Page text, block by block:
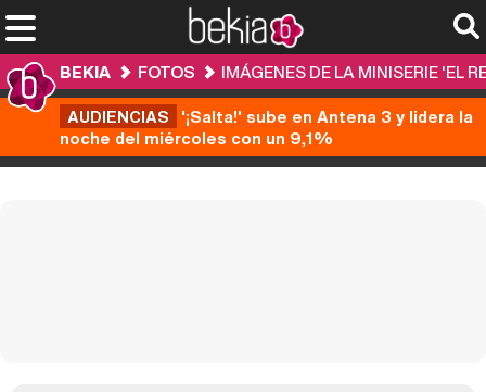
BEKIA FOTOS
IMÁGENES DE LA MINISERIE 'EL
AUDIENCIAS '¡Salta!' sube en Antena 3 y lidera la
noche del miércoles con un 9,1%